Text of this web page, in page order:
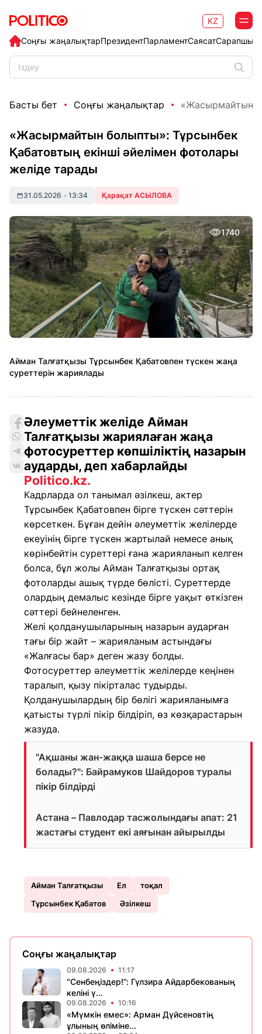
Соңғы жаңалықтарПрезидентПарламентСаясат
KZ
Басты бет Соңғы жаңалықтар «Жасырмайтын
«Жасырмайтын болыпты»: Тұрсынбек
Қабатовтың екінші әйелімен фотолары
желіде тарады
31.05.2026 • 13:34 Қарақат АСЫЛОВА
1740
Айман Талғатқызы Тұрсынбек Қабатовпен түскен жаңа
суреттерін жариялады
Әлеуметтік желіде Айман
Талғатқызы жариялаған жаңа
фотосуреттер көпшіліктің назарын
аударды, деп хабарлайды
Politico.kz.
Кадрларда ол танымал әзілкеш, актер
Тұрсынбек Қабатовпен бірге түскен сәттерін
көрсеткен. Бұған дейін әлеуметтік желілерде
екеуінің бірге түскен жартылай немесе анық
көрінбейтін суреттері ғана жарияланып келген
болса, бұл жолы Айман Талғатқызы ортақ
фотоларды ашық түрде бөлісті. Суреттерде
олардың демалыс кезінде бірге уақыт өткізген
сәттері бейнеленген.
Желі қолданушыларының назарын аударған
тағы бір жайт – жарияланым астындағы
«Жалғасы бар» деген жазу болды.
Фотосуреттер әлеуметтік желілерде кеңінен
таралып, қызу пікірталас тудырды.
Қолданушылардың бір бөлігі жарияланымға
қатысты түрлі пікір білдіріп, өз көзқарастарын
жазуда.
"Ақшаны жан-жаққа шаша берсе не
болады?": Байрамуков Шайдоров туралы
пікір білдірді
Астана – Павлодар тасжолындағы апат: 21
жастағы студент екі аяғынан айырылды
Айман Талғатқызы Ел
тоқал
Тұрсынбек Қабатов
Әзілкеш
Соңғы жаңалықтар
09.08.2026 11:17
“Сенбеңіздер!”: Гүлзира Айдарбекованың
келіні ү...
09.08.2026 10:16
«Мүмкін емес»: Арман Дүйсеновтің
ұлының өліміне...